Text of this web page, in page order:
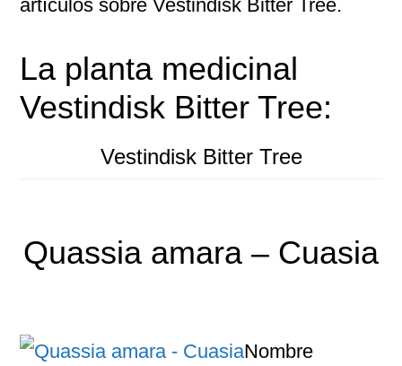
artículos sobre Vestindisk Bitter Tree.
La planta medicinal
Vestindisk Bitter Tree:
Vestindisk Bitter Tree
Quassia amara – Cuasia
Nombre